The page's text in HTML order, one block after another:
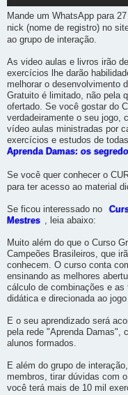
Mande um WhatsApp para
nick (nome de registro) no
ao grupo de interação.
As video aulas e livros irão
exercícios lhe darão
melhorar o desenvolvimento
Gratuito é limitado, não pela
ofertado. Se você gostar do
verdadeiramente o seu jogo,
vídeo aulas ministradas por
exercícios e estudos de
Aprenda Damas: os
Se você quer conhecer o
para ter acesso ao material
Se ficou interessado no
Mestres , leia abaixo:
Muito além do que o Curso
Campeões Brasileiros, que
conhecem. O curso conta
ensinando as melhores
cálculo de combinações e
didática e direcionada ao
E o seu aprendizado será
pela rede "Aprenda Damas",
alunos formados.
E além do grupo de
membros, tirar dúvidas com
você terá mais de 10 mil